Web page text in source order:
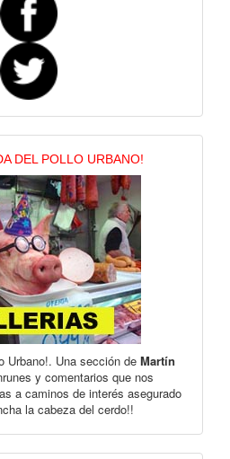
DEL POLLO URBANO!
Urbano!. Una sección de Martín
y comentarios que nos
a caminos de interés asegurado
la cabeza del cerdo!!